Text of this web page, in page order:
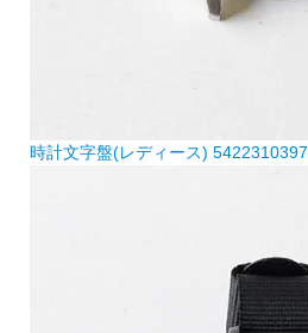
時計文字盤(レディース) 5422310397